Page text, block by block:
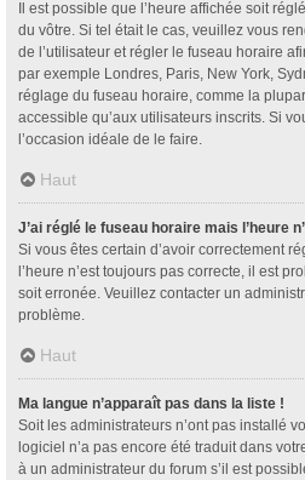
Il est possible que l’heure affichée soit
du vôtre. Si tel était le cas, veuillez vous
de l’utilisateur et régler le fuseau horaire
par exemple Londres, Paris, New York,
réglage du fuseau horaire, comme la
accessible qu’aux utilisateurs inscrits. Si
l’occasion idéale de le faire.
Haut
J’ai réglé le fuseau horaire mais l’heure
Si vous êtes certain d’avoir correctement
l’heure n’est toujours pas correcte, il est
soit erronée. Veuillez contacter un
problème.
Haut
Ma langue n’apparaît pas dans la liste !
Soit les administrateurs n’ont pas installé
logiciel n’a pas encore été traduit dans
à un administrateur du forum s’il est